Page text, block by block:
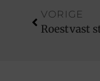
VORIGE
Roestvast